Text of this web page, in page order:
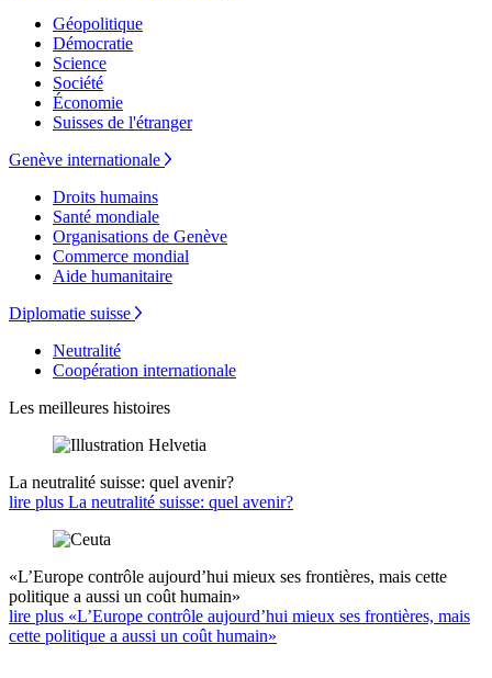
Géopolitique
Démocratie
Science
Société
Économie
Suisses de l'étranger
Genève internationale
Droits humains
Santé mondiale
Organisations de Genève
Commerce mondial
Aide humanitaire
Diplomatie suisse
Neutralité
Coopération internationale
Les meilleures histoires
La neutralité suisse: quel avenir?
lire plus La neutralité suisse: quel avenir?
«L’Europe contrôle aujourd’hui mieux ses frontières, mais cette
politique a aussi un coût humain»
lire plus «L’Europe contrôle aujourd’hui mieux ses frontières, mais
cette politique a aussi un coût humain»